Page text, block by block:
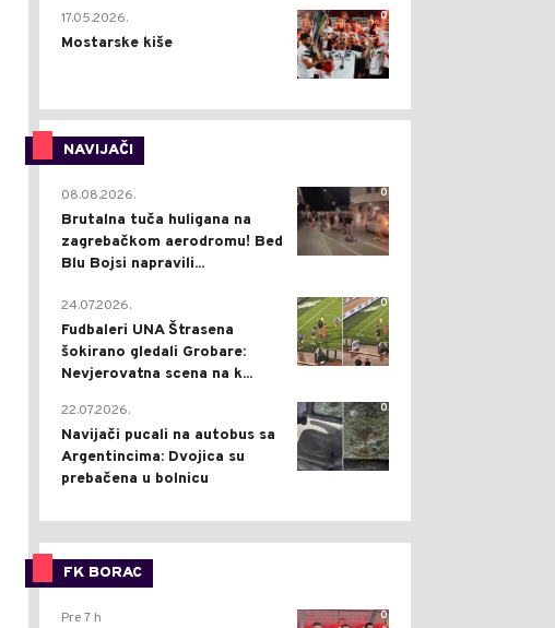
0
17.05.2026.
Mostarske kiše
NAVIJAČI
0
08.08.2026.
Brutalna tuča huligana na
zagrebačkom aerodromu! Bed
Blu Bojsi napravili...
0
24.07.2026.
Fudbaleri UNA Štrasena
šokirano gledali Grobare:
Nevjerovatna scena na k...
0
22.07.2026.
Navijači pucali na autobus sa
Argentincima: Dvojica su
prebačena u bolnicu
FK BORAC
0
Pre 7 h